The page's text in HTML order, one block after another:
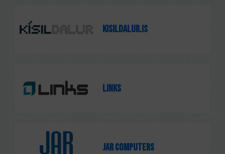
Kisildalur.is
Links
JAR Computers